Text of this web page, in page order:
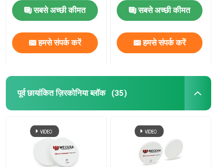
सबसे अच्छी कीमत
हमसे संपर्क करें
सबसे अच्छी कीमत
हमसे संपर्क करें
पूर्व छायांकित ज़िरकोनिया ब्लॉक (35)